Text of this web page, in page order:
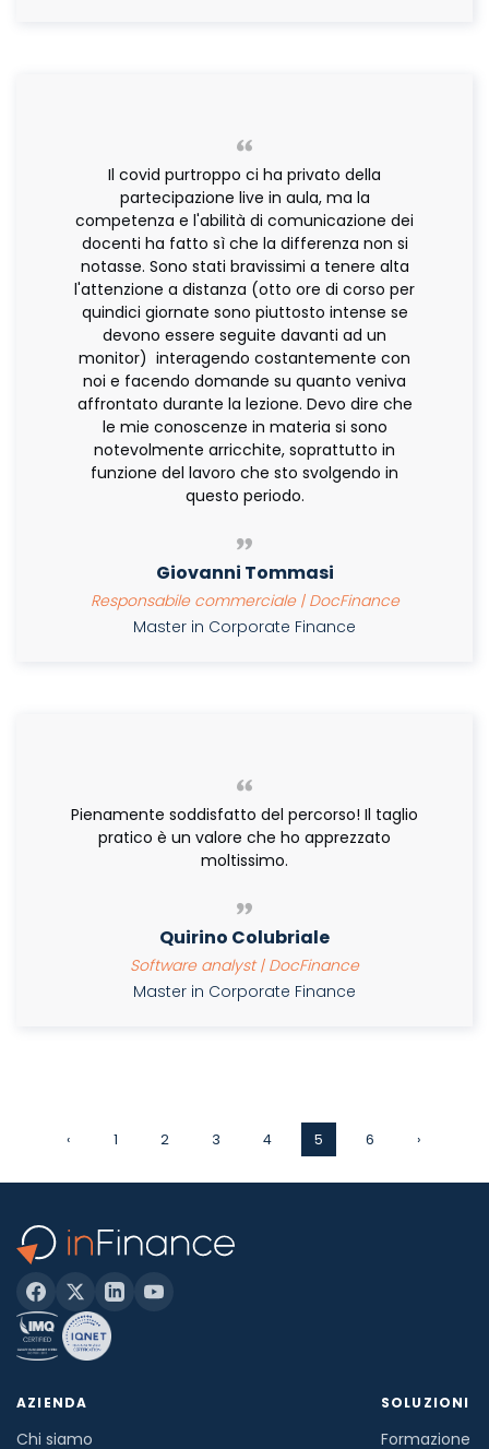
Il covid purtroppo ci ha privato della
partecipazione live in aula, ma la
competenza e l'abilità di comunicazione dei
docenti ha fatto sì che la differenza non si
notasse. Sono stati bravissimi a tenere alta
l'attenzione a distanza (otto ore di corso per
quindici giornate sono piuttosto intense se
devono essere seguite davanti ad un
monitor) interagendo costantemente con
noi e facendo domande su quanto veniva
affrontato durante la lezione. Devo dire che
le mie conoscenze in materia si sono
notevolmente arricchite, soprattutto in
funzione del lavoro che sto svolgendo in
questo periodo.
Giovanni Tommasi
Responsabile commerciale | DocFinance
Master in Corporate Finance
Pienamente soddisfatto del percorso! Il taglio
pratico è un valore che ho apprezzato
moltissimo.
Quirino Colubriale
Software analyst | DocFinance
Master in Corporate Finance
‹ 1 2 3 4 5 6 ›
AZIENDA
Chi siamo
SOLUZIONI
Formazione